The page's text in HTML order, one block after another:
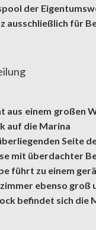
der
ausschließlich für
aus einem großen
auf die Marina
Seite
mit überdachter
führt zu einem
ebenso groß
befindet sich die